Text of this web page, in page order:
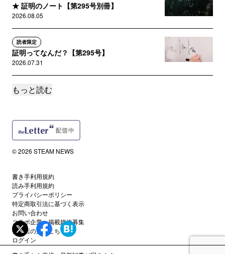
★ 証明のノート【第295号別冊】
2026.08.05
読者限定
証明ってなんだ？【第295号】
2026.07.31
サポートメンバー限定
読者限定
2026.07.24
サポートメンバー限定
★ 西暦536年のノート【第293号別冊】
2026.07.22
読者限定
西暦536年【第293号】
2026.07.17
もっと読む
© 2026 STEAM NEWS
書き手利用規約
読み手利用規約
プライバシーポリシー
特定商取引法に基づく表示
お問い合わせ
コラボ企業・掲載媒体募集
代理店の方はこちら
ログイン